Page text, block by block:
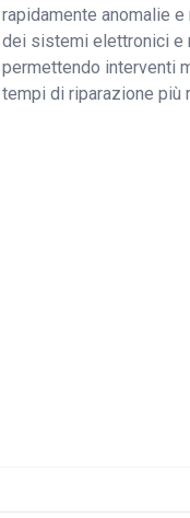
rapidamente anomalie
dei sistemi elettronici e
permettendo interventi
tempi di riparazione più